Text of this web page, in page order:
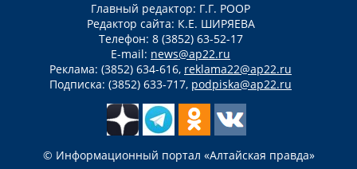
Главный редактор: Г.Г. РООР
Редактор сайта: К.Е. ШИРЯЕВА
Телефон: 8 (3852) 63-52-17
E-mail: news@ap22.ru
Реклама: (3852) 634-616, reklama22@ap22.ru
Подписка: (3852) 633-717, podpiska@ap22.ru
© Информационный портал «Алтайская правда»